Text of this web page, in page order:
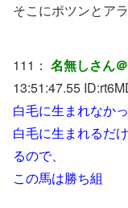
そこにポツンとア
111： 名無しさん
13:51:47.55 ID:
白毛に生まれなか
白毛に生まれるだ
るので、
この馬は勝ち組